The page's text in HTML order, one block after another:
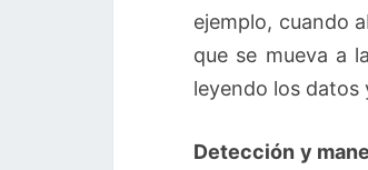
ejemplo, cuando
que se mueva a
leyendo los datos
Detección y